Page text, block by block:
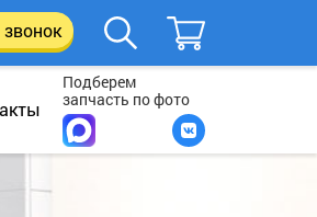
Подберем
запчасть по фото